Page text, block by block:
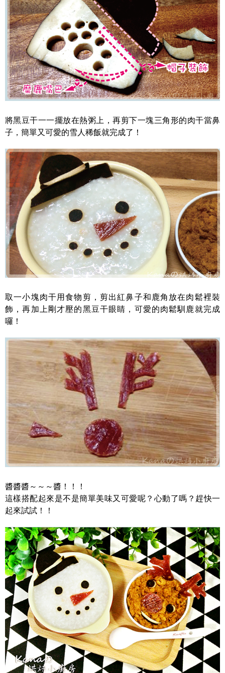
將黑豆干一一擺放在熱粥上，再剪下一塊三角形的肉干當鼻
子，簡單又可愛的雪人稀飯就完成了！
取一小塊肉干用食物剪，剪出紅鼻子和鹿角放在肉鬆裡裝
飾，再加上剛才壓的黑豆干眼睛，可愛的肉鬆馴鹿就完成
囉！
醬醬醬～～～醬！！！
這樣搭配起來是不是簡單美味又可愛呢？心動了嗎？趕快一
起來試試！！